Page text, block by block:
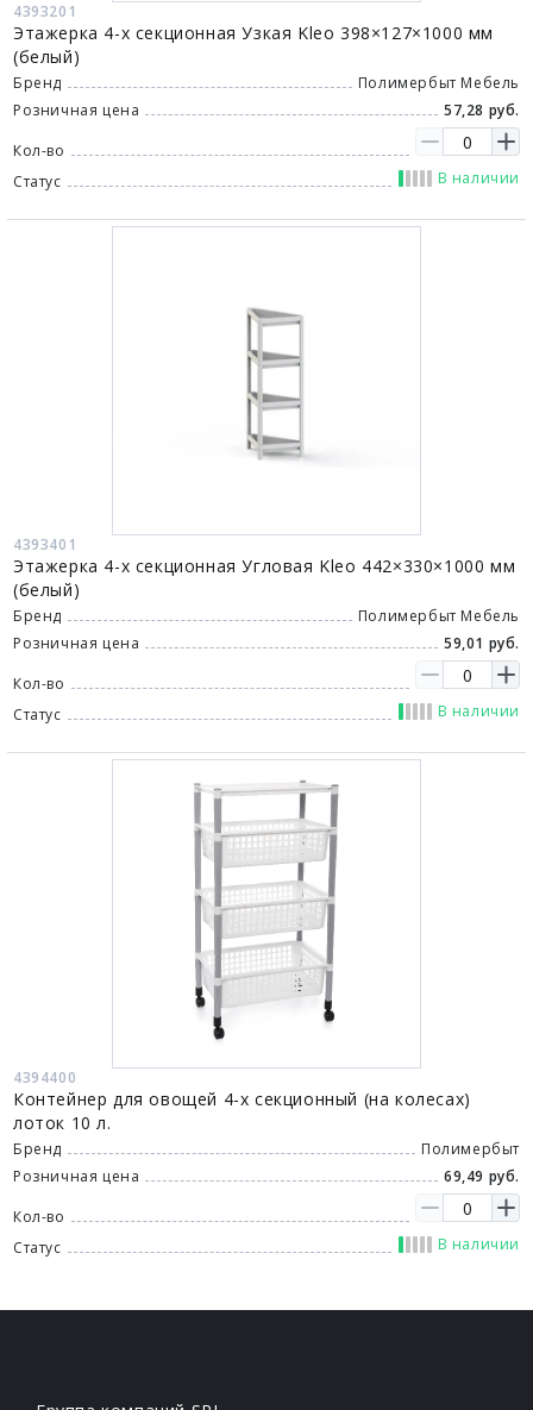
4393201
Этажерка 4-х секционная Узкая Kleo 398×127×1000 мм
(белый)
Бренд
Полимербыт Мебель
Розничная цена
57,28 руб.
Кол-во
Статус
В наличии
4393401
Этажерка 4-х секционная Угловая Kleo 442×330×1000 мм
(белый)
Бренд
Полимербыт Мебель
Розничная цена
59,01 руб.
Кол-во
Статус
В наличии
4394400
Контейнер для овощей 4-х секционный (на колесах)
лоток 10 л.
Бренд
Полимербыт
Розничная цена
69,49 руб.
Кол-во
Статус
В наличии